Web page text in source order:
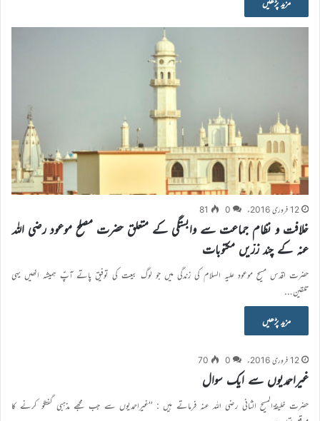
مزید پڑھیں
12 فروری 2016ء 0
81
خلافت و نظام جماعت سے وابستگی کے متعلق حضرت مصلح موعود رضی اللہ
عنہ کے چند زرّیں مکتوبات
حضرت اقدس مسیح موعود علیہ السلام کی زندگی میں جو لوگ بیعت کی توفیق پاتے آپؑ ہمیشہ انھیں یہی
تلقین…
مزید پڑھیں
12 فروری 2016ء 0
70
غیراحمدیوں سے ایک سوال
حضرت خلیفۃالمسیح الثانی رضی اللہ عنہ فرماتے ہیں : ’’غیراحمدیوں سے جب مجھے مذہبی گفتگو کرنے کا